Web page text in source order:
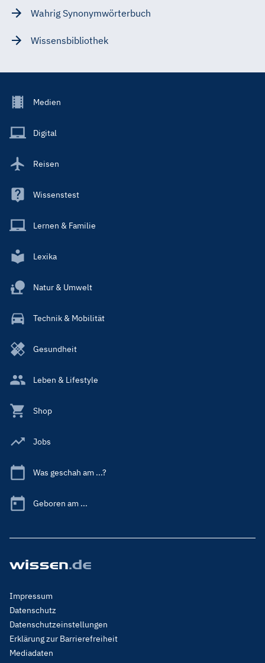
Wahrig Synonymwörterbuch
Wissensbibliothek
Footer
Main
Medien
Digital
Reisen
Wissenstest
Lernen & Familie
Lexika
Natur & Umwelt
Technik & Mobilität
Gesundheit
Leben & Lifestyle
Shop
Jobs
Was geschah am ...?
Geboren am ...
Footer
Menu
Legal
Impressum
Datenschutz
Datenschutzeinstellungen
Erklärung zur Barrierefreiheit
Mediadaten